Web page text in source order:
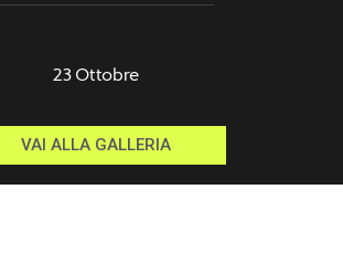
23 Ottobre
VAI ALLA GALLERIA